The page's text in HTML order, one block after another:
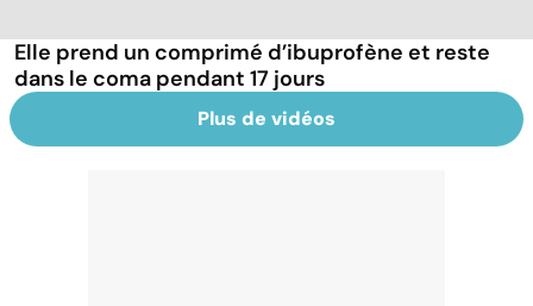
Elle prend un comprimé d’ibuprofène et reste
dans le coma pendant 17 jours
Plus de vidéos